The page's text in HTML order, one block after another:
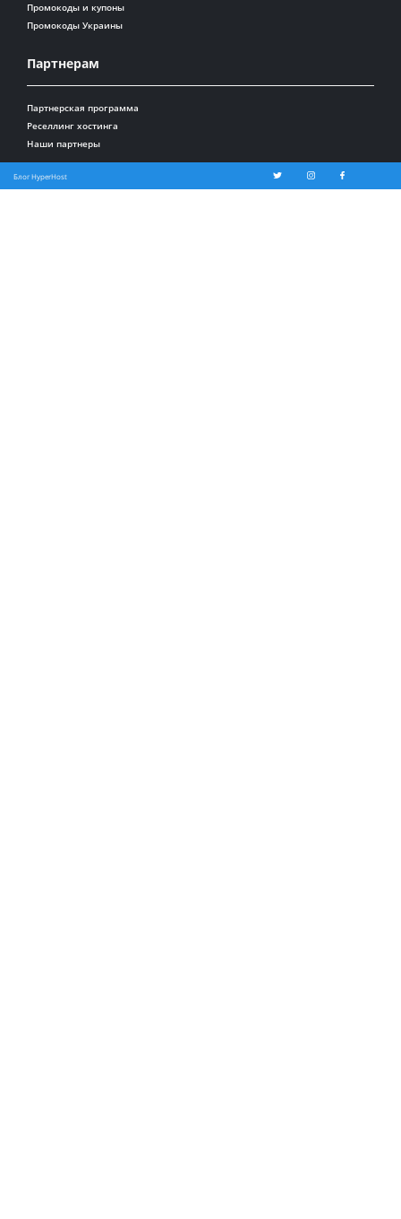
Промокоды и купоны
Промокоды Украины
Партнерам
Партнерская программа
Реселлинг хостинга
Наши партнеры
Блог HyperHost